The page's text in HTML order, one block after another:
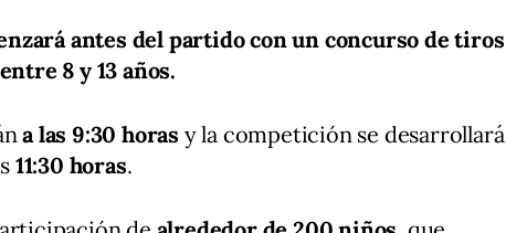
antes del partido con un concurso de tiros
8 y 13 años.
a las 9:30 horas y la competición se desarrollará
11:30 horas.